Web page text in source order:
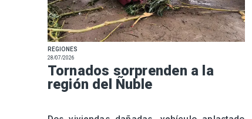
REGIONES
28/07/2026
Tornados sorprenden a la
región del Ñuble